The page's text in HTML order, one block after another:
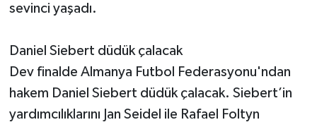
sevinci yaşadı.
Daniel Siebert düdük çalacak
Dev finalde Almanya Futbol Federasyonu'ndan
hakem Daniel Siebert düdük çalacak. Siebert’in
yardımcılıklarını Jan Seidel ile Rafael Foltyn